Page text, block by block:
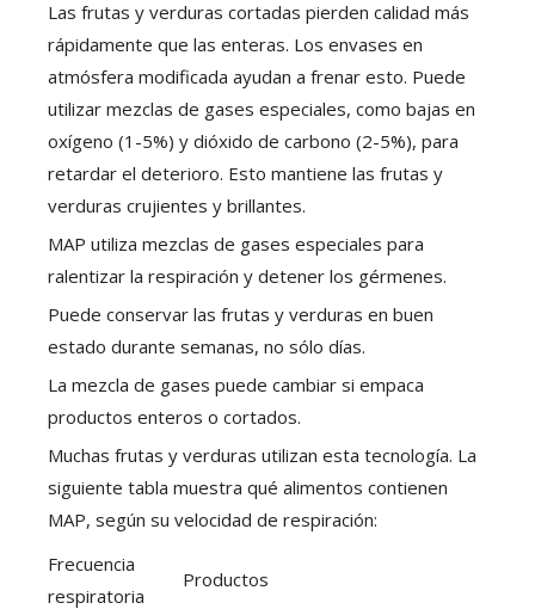
Las frutas y verduras cortadas pierden calidad más
rápidamente que las enteras. Los envases en
atmósfera modificada ayudan a frenar esto. Puede
utilizar mezclas de gases especiales, como bajas en
oxígeno (1-5%) y dióxido de carbono (2-5%), para
retardar el deterioro. Esto mantiene las frutas y
verduras crujientes y brillantes.
MAP utiliza mezclas de gases especiales para
ralentizar la respiración y detener los gérmenes.
Puede conservar las frutas y verduras en buen
estado durante semanas, no sólo días.
La mezcla de gases puede cambiar si empaca
productos enteros o cortados.
Muchas frutas y verduras utilizan esta tecnología. La
siguiente tabla muestra qué alimentos contienen
MAP, según su velocidad de respiración:
Frecuencia
respiratoria
Productos